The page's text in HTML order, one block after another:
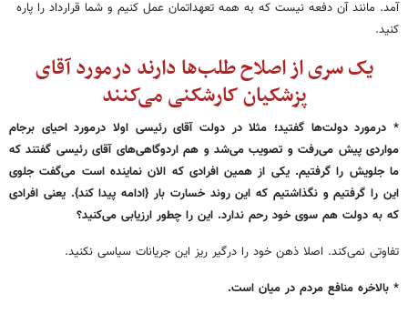
آمد. مانند آن دفعه نیست که به همه تعهداتمان عمل کنیم و شما قرارداد را پاره
کنید.
یک سری از اصلاح طلب‌ها دارند درمورد آقای
پزشکیان کارشکنی می‌کنند
* درمورد دولت‌ها گفتید؛ مثلا در دولت آقای رئیسی اولا درمورد احیای برجام
مواردی پیش می‌رفت و تصویب می‌شد و هم اردوگاهی‌های آقای رئیسی گفتند که
ما جلویش را گرفتیم. یکی از همین افرادی که الان نماینده است می‌گفت جلوی
این را گرفتیم و نگذاشتیم که این روند خسارت بار {ادامه پیدا کند}. یعنی افرادی
که به دولت هم سوی خود رحم ندارد. این را چطور ارزیابی می‌کنید؟
تفاوتی نمی‌کند. اصلا ذهن خود را درگیر ریز این جریانات سیاسی نکنید.
* بالاخره منافع مردم در میان است.